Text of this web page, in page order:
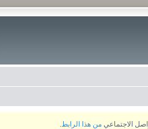
من هذا الرابط